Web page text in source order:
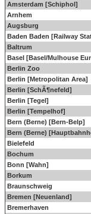
Amsterdam [Schiphol]
Arnhem
Augsburg
Baden Baden [Railway
Baltrum
Basel [Basel/Mulhouse
Berlin Zoo
Berlin [Metropolitan Area]
Berlin [SchÃ¶nefeld]
Berlin [Tegel]
Berlin [Tempelhof]
Bern (Berne) [Bern-Belp]
Bern (Berne)
Bielefeld
Bochum
Bonn [Wahn]
Borkum
Braunschweig
Bremen [Neuenland]
Bremerhaven